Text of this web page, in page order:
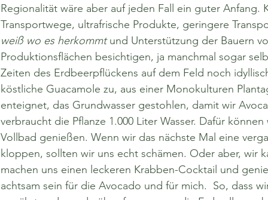
Regionalität wäre aber auf jeden Fall ein guter Anfang.
Transportwege, ultrafrische Produkte, geringere
weiß wo es herkommt und Unterstützung der Bauern
Produktionsflächen besichtigen, ja manchmal sogar
Zeiten des Erdbeerpflückens auf dem Feld noch
köstliche Guacamole zu, aus einer Monokulturen
enteignet, das Grundwasser gestohlen, damit wir
verbraucht die Pflanze 1.000 Liter Wasser. Dafür
Vollbad genießen. Wenn wir das nächste Mal eine
kloppen, sollten wir uns echt schämen. Oder aber, wir
machen uns einen leckeren Krabben-Cocktail und
achtsam sein für die Avocado und für mich.  So, dass